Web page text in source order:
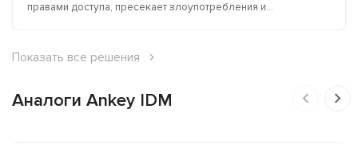
правами доступа, пресекает злоупотребления и...
Показать все решения
Аналоги Ankey IDM